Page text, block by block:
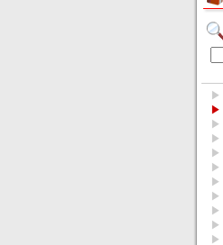
▶
▶
▶
▶
▶
▶
▶
▶
▶
▶
▶